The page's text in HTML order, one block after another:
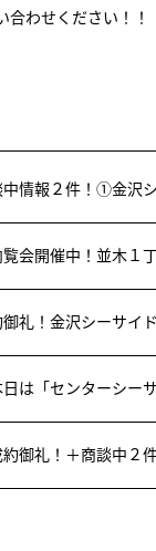
合わせください！！
中情報２件！①金沢
会開催中！並木１
御礼！金沢シーサイ
は「センターシー
御礼！＋商談中２